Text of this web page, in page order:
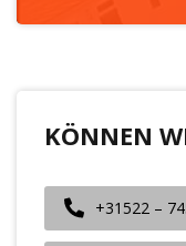
KÖNNEN
+31522 –